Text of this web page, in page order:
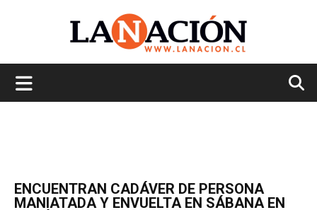
ENCUENTRAN CADÁVER DE PERSONA
MANIATADA Y ENVUELTA EN SÁBANA EN